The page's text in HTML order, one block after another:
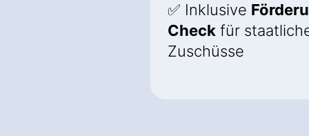
✅ Inklusive
Check für
Zuschüsse